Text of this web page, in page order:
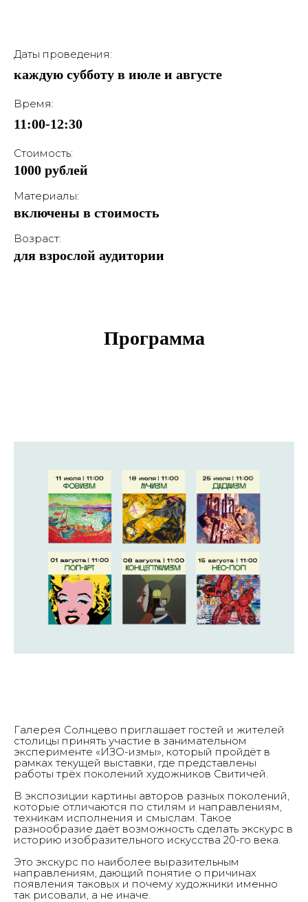
Даты проведения:
каждую субботу в июле и августе
Время:
11:00-12:30
Стоимость:
1000 рублей
Материалы:
включены в стоимость
Возраст:
для взрослой аудитории
Программа
Галерея Солнцево приглашает гостей и жителей
столицы принять участие в занимательном
эксперименте «ИЗО-измы», который пройдёт в
рамках текущей выставки, где представлены
работы трёх поколений художников Свитичей.
В экспозиции картины авторов разных поколений,
которые отличаются по стилям и направлениям,
техникам исполнения и смыслам. Такое
разнообразие даёт возможность сделать экскурс в
историю изобразительного искусства 20-го века.
Это экскурс по наиболее выразительным
направлениям, дающий понятие о причинах
появления таковых и почему художники именно
так рисовали, а не иначе.